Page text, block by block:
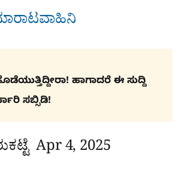
ಹಾಗಾದರೆ ಈ ಸುದ್ದಿ
ಸಬ್ಸಿಡಿ!
Apr 4, 2025